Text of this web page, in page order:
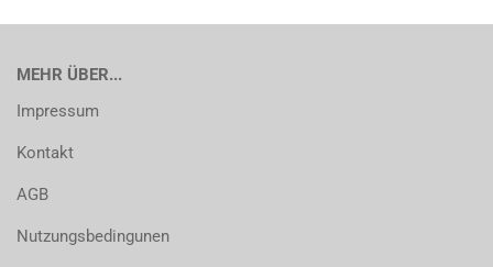
MEHR ÜBER...
Impressum
Kontakt
AGB
Nutzungsbedingunen